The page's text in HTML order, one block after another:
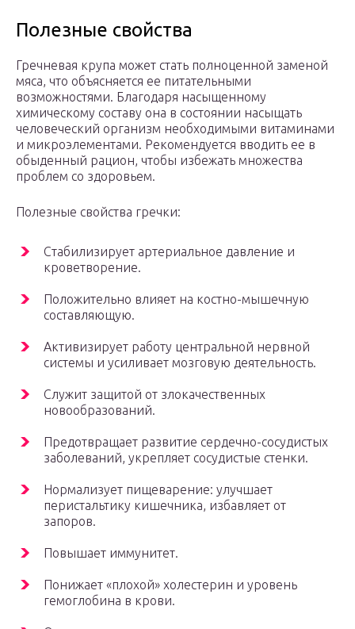
Полезные свойства
Гречневая крупа может стать полноценной заменой
мяса, что объясняется ее питательными
возможностями. Благодаря насыщенному
химическому составу она в состоянии насыщать
человеческий организм необходимыми витаминами
и микроэлементами. Рекомендуется вводить ее в
обыденный рацион, чтобы избежать множества
проблем со здоровьем.
Полезные свойства гречки:
Стабилизирует артериальное давление и
кроветворение.
Положительно влияет на костно-мышечную
составляющую.
Активизирует работу центральной нервной
системы и усиливает мозговую деятельность.
Служит защитой от злокачественных
новообразований.
Предотвращает развитие сердечно-сосудистых
заболеваний, укрепляет сосудистые стенки.
Нормализует пищеварение: улучшает
перистальтику кишечника, избавляет от
запоров.
Повышает иммунитет.
Понижает «плохой» холестерин и уровень
гемоглобина в крови.